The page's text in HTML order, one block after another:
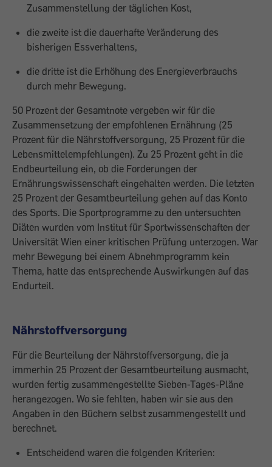
Zusammenstellung der täglichen Kost,
die zweite ist die dauerhafte Veränderung des
bisherigen Essverhaltens,
die dritte ist die Erhöhung des Energieverbrauchs
durch mehr Bewegung.
50 Prozent der Gesamtnote vergeben wir für die
Zusammensetzung der empfohlenen Ernährung (25
Prozent für die Nährstoffversorgung, 25 Prozent für die
Lebensmittelempfehlungen). Zu 25 Prozent geht in die
Endbeurteilung ein, ob die Forderungen der
Ernährungswissenschaft eingehalten werden. Die letzten
25 Prozent der Gesamtbeurteilung gehen auf das Konto
des Sports. Die Sportprogramme zu den untersuchten
Diäten wurden vom Institut für Sportwissenschaften der
Universität Wien einer kritischen Prüfung unterzogen. War
mehr Bewegung bei einem Abnehmprogramm kein
Thema, hatte das entsprechende Auswirkungen auf das
Endurteil.
Nährstoffversorgung
Für die Beurteilung der Nährstoffversorgung, die ja
immerhin 25 Prozent der Gesamtbeurteilung ausmacht,
wurden fertig zusammengestellte Sieben-Tages-Pläne
herangezogen. Wo sie fehlten, haben wir sie aus den
Angaben in den Büchern selbst zusammengestellt und
berechnet.
Entscheidend waren die folgenden Kriterien: